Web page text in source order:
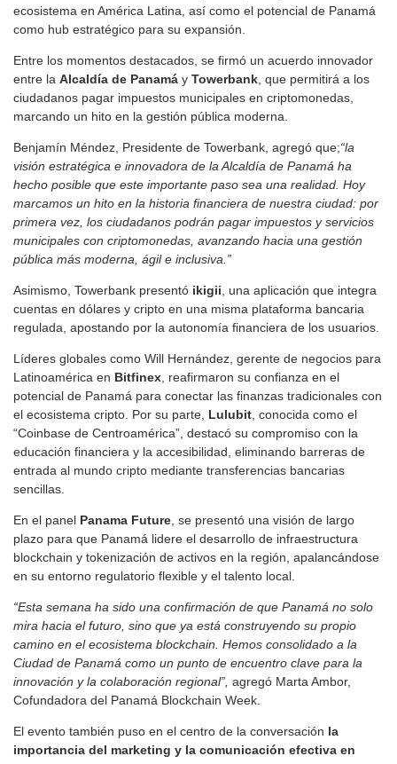
ecosistema en América Latina, así como el potencial de Panamá
como hub estratégico para su expansión.
Entre los momentos destacados, se firmó un acuerdo innovador
entre la Alcaldía de Panamá y Towerbank , que permitirá a los
ciudadanos pagar impuestos municipales en criptomonedas,
marcando un hito en la gestión pública moderna.
Benjamín Méndez, Presidente de Towerbank, agregó que;“la
visión estratégica e innovadora de la Alcaldía de Panamá ha
hecho posible que este importante paso sea una realidad. Hoy
marcamos un hito en la historia financiera de nuestra ciudad: por
primera vez, los ciudadanos podrán pagar impuestos y servicios
municipales con criptomonedas, avanzando hacia una gestión
pública más moderna, ágil e inclusiva.”
Asimismo, Towerbank presentó ikigii , una aplicación que integra
cuentas en dólares y cripto en una misma plataforma bancaria
regulada, apostando por la autonomía financiera de los usuarios.
Líderes globales como Will Hernández, gerente de negocios para
Latinoamérica en Bitfinex , reafirmaron su confianza en el
potencial de Panamá para conectar las finanzas tradicionales con
el ecosistema cripto. Por su parte, Lulubit , conocida como el
“Coinbase de Centroamérica”, destacó su compromiso con la
educación financiera y la accesibilidad, eliminando barreras de
entrada al mundo cripto mediante transferencias bancarias
sencillas.
En el panel Panama Future , se presentó una visión de largo
plazo para que Panamá lidere el desarrollo de infraestructura
blockchain y tokenización de activos en la región, apalancándose
en su entorno regulatorio flexible y el talento local.
“Esta semana ha sido una confirmación de que Panamá no solo
mira hacia el futuro, sino que ya está construyendo su propio
camino en el ecosistema blockchain. Hemos consolidado a la
Ciudad de Panamá como un punto de encuentro clave para la
innovación y la colaboración regional”, agregó Marta Ambor,
Cofundadora del Panamá Blockchain Week.
El evento también puso en el centro de la conversación la
importancia del marketing y la comunicación efectiva en